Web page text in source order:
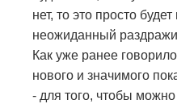
нет, то это просто
неожиданный
Как уже ранее
нового и значимого
- для того, чтобы